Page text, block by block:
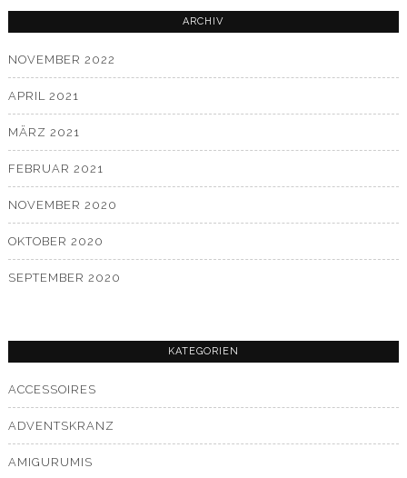
ARCHIV
NOVEMBER 2022
APRIL 2021
MÄRZ 2021
FEBRUAR 2021
NOVEMBER 2020
OKTOBER 2020
SEPTEMBER 2020
KATEGORIEN
ACCESSOIRES
ADVENTSKRANZ
AMIGURUMIS